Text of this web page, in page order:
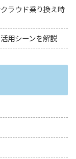
ラウド乗り換え時
用シーンを解説